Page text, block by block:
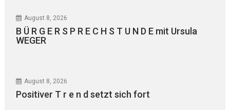
August 8, 2026
B Ü R G E R S P R E C H S T U N D E mit Ursula
WEGER
August 8, 2026
Positiver T r e n d setzt sich fort